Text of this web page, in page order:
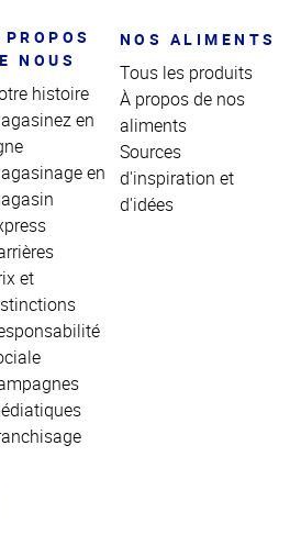
PROPOS
NOUS
histoire
en
en
et
NOS ALIMENTS
Tous les produits
À propos de nos
aliments
Sources
d'inspiration et
d'idées